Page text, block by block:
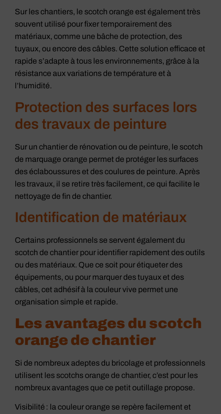
Sur les chantiers, le scotch orange est également très
souvent utilisé pour fixer temporairement des
matériaux, comme une bâche de protection, des
tuyaux, ou encore des câbles. Cette solution efficace et
rapide s’adapte à tous les environnements, grâce à la
résistance aux variations de température et à
l’humidité.
Protection des surfaces lors
des travaux de peinture
Sur un chantier de rénovation ou de peinture, le scotch
de marquage orange permet de protéger les surfaces
des éclaboussures et des coulures de peinture. Après
les travaux, il se retire très facilement, ce qui facilite le
nettoyage de fin de chantier.
Identification de matériaux
Certains professionnels se servent également du
scotch de chantier pour identifier rapidement des outils
ou des matériaux. Que ce soit pour étiqueter des
équipements, ou pour marquer des tuyaux et des
câbles, cet adhésif à la couleur vive permet une
organisation simple et rapide.
Les avantages du scotch
orange de chantier
Si de nombreux adeptes du bricolage et professionnels
utilisent les scotchs orange de chantier, c’est pour les
nombreux avantages que ce petit outillage propose.
Visibilité : la couleur orange se repère facilement et